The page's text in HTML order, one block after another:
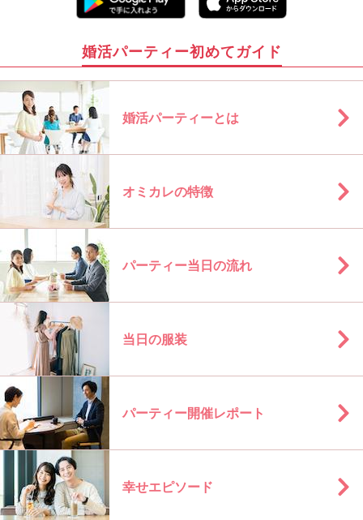
婚活パーティー初めてガイド
婚活パーティーとは
オミカレの特徴
パーティー当日の流れ
当日の服装
パーティー開催レポート
幸せエピソード